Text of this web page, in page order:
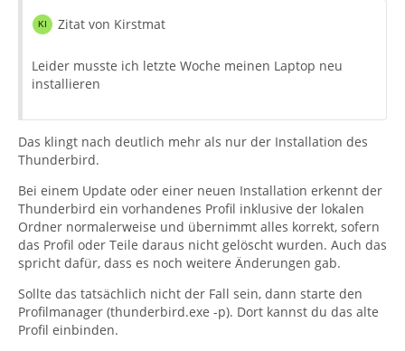
Zitat von Kirstmat
Leider musste ich letzte Woche meinen Laptop neu
installieren
Das klingt nach deutlich mehr als nur der Installation des
Thunderbird.
Bei einem Update oder einer neuen Installation erkennt der
Thunderbird ein vorhandenes Profil inklusive der lokalen
Ordner normalerweise und übernimmt alles korrekt, sofern
das Profil oder Teile daraus nicht gelöscht wurden. Auch das
spricht dafür, dass es noch weitere Änderungen gab.
Sollte das tatsächlich nicht der Fall sein, dann starte den
Profilmanager (thunderbird.exe -p). Dort kannst du das alte
Profil einbinden.